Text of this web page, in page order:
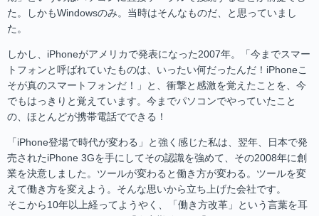
た。しかもWindowsのみ。当時はそんなものだ、と思っていまし
た。
しかし、iPhoneがアメリカで発表になった2007年。「今までスマー
トフォンと呼ばれていたものは、いったい何だったんだ！iPhoneこ
そが真のスマートフォンだ！」と、衝撃と感激を覚えたことを、今
でもはっきりと覚えています。今までパソコンでやっていたこと
の、ほとんどが携帯電話でできる！
「iPhone登場で時代が変わる」と強く感じた私は、翌年、日本で発
売されたiPhone 3Gを手にしてその認識を強めて、その2008年に創
業を決意しました。ツールが変わると働き方が変わる。ツールを変
えて働き方を変えよう。そんな思いから立ち上げた会社です。
そこから10年以上経ってようやく、「働き方改革」という言葉を耳